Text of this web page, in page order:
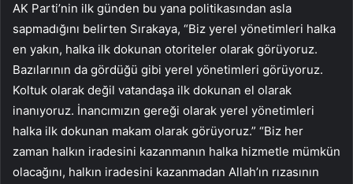
AK Parti’nin ilk günden bu yana politikasından asla
sapmadığını belirten Sırakaya, “Biz yerel yönetimleri halka
en yakın, halka ilk dokunan otoriteler olarak görüyoruz.
Bazılarının da gördüğü gibi yerel yönetimleri görüyoruz.
Koltuk olarak değil vatandaşa ilk dokunan el olarak
inanıyoruz. İnancımızın gereği olarak yerel yönetimleri
halka ilk dokunan makam olarak görüyoruz.” “Biz her
zaman halkın iradesini kazanmanın halka hizmetle mümkün
olacağını, halkın iradesini kazanmadan Allah’ın rızasının